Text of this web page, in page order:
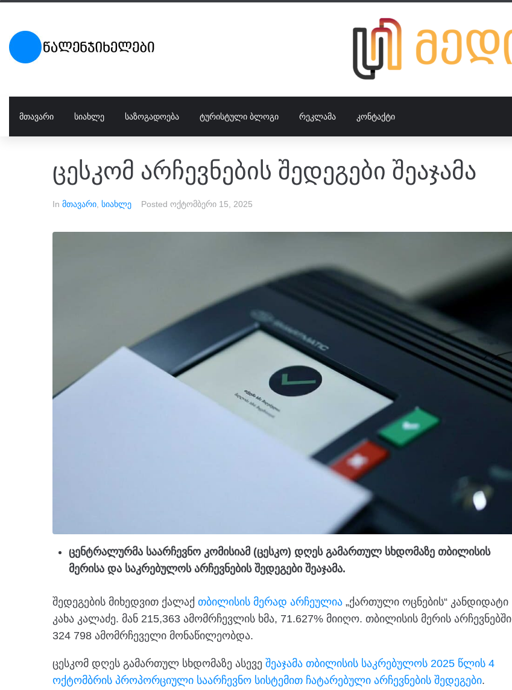
ᲛᲗᲐᲕᲐᲠᲘ ᲡᲘᲐᲮᲚᲔ ᲡᲐᲖᲝᲒᲐᲓᲝᲔᲑᲐ ᲢᲣᲠᲘᲡᲢᲣᲚᲘ ᲑᲚᲝᲒᲘ ᲠᲔᲙᲚᲐᲛᲐ ᲙᲝᲜᲢᲐᲥᲢᲘ
ცესკომ არჩევნების შედეგები შეაჯამა
In მთავარი სიახლე Posted ოქტომბერი 15, 2025
ცენტრალურმა საარჩევნო კომისიამ (ცესკო) დღეს გამართულ სხდომაზე თბილისის
მერისა და საკრებულოს არჩევნების შედეგები შეაჯამა.
შედეგების მიხედვით ქალაქ თბილისის მერად არჩეულია „ქართული ოცნების“ კანდიდატი
კახა კალაძე. მან 215,363 ამომრჩევლის ხმა, 71.627% მიიღო. თბილისის მერის არჩევნებში
324 798 ამომრჩეველი მონაწილეობდა.
ცესკომ დღეს გამართულ სხდომაზე ასევე შეაჯამა თბილისის საკრებულოს 2025 წლის 4
ოქტომბრის პროპორციული საარჩევნო სისტემით ჩატარებული არჩევნების შედეგები.